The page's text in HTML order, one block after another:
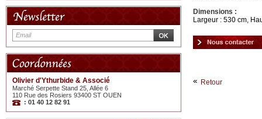
Olivier d'Ythurbide & Associé
Marché Serpette Stand 25, Allée 6
110 Rue des Rosiers 93400 ST OUEN
: 01 40 12 82 91
Dimensions :
Largeur : 530 cm,
Retour